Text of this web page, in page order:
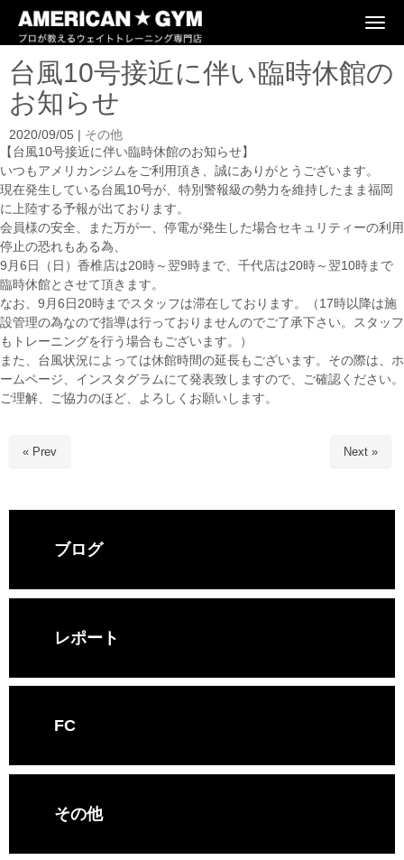
N
i
g
台風10号接近に伴い臨時休館の
お知らせ
2020/09/05 | その他
【台風10号接近に伴い臨時休館のお知らせ】
いつもアメリカンジムをご利用頂き、誠にありがとうございます。
現在発生している台風10号が、特別警報級の勢力を維持したまま福岡
に上陸する予報が出ております。
会員様の安全、また万が一、停電が発生した場合セキュリティーの利用
停止の恐れもある為、
9月6日（日）香椎店は20時～翌9時まで、千代店は20時～翌10時まで
臨時休館とさせて頂きます。
なお、9月6日20時までスタッフは滞在しております。（17時以降は施
設管理の為なので指導は行っておりませんのでご了承下さい。スタッフ
もトレーニングを行う場合もございます。）
また、台風状況によっては休館時間の延長もございます。その際は、ホ
ームページ、インスタグラムにて発表致しますので、ご確認ください。
ご理解、ご協力のほど、よろしくお願いします。
« Prev Next »
ブログ
レポート
FC
その他